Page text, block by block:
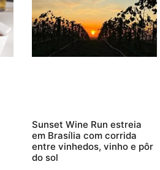
Sunset Wine Run estreia
em Brasília com corrida
entre vinhedos, vinho e pôr
do sol